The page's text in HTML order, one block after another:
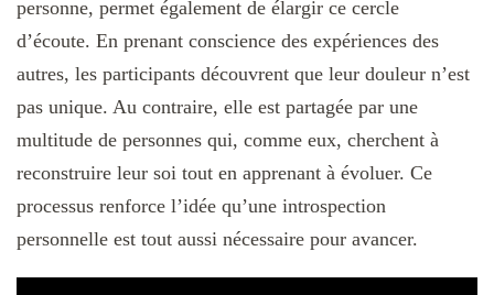
personne, permet également de élargir ce cercle
d’écoute. En prenant conscience des expériences des
autres, les participants découvrent que leur douleur n’est
pas unique. Au contraire, elle est partagée par une
multitude de personnes qui, comme eux, cherchent à
reconstruire leur soi tout en apprenant à évoluer. Ce
processus renforce l’idée qu’une introspection
personnelle est tout aussi nécessaire pour avancer.